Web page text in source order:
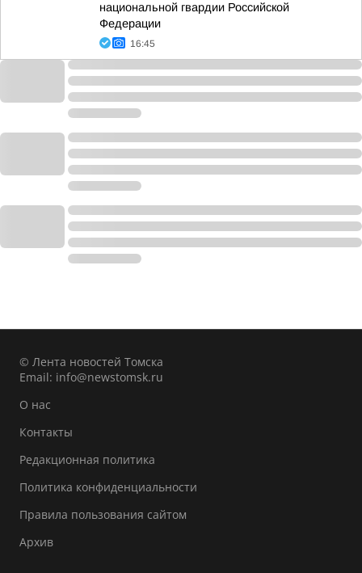
национальной гвардии Российской
Федерации
16:45
© Лента новостей Томска
Email: info@newstomsk.ru
О нас
Контакты
Редакционная политика
Политика конфиденциальности
Правила пользования сайтом
Архив